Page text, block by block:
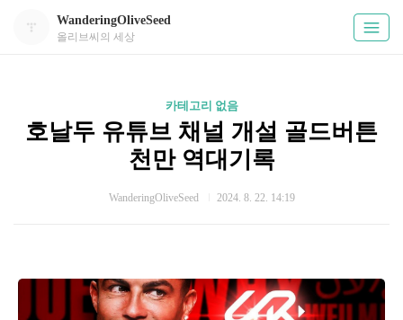
WanderingOliveSeed
올리브씨의 세상
카테고리 없음
호날두 유튜브 채널 개설 골드버튼
천만 역대기록
WanderingOliveSeed 2024. 8. 22. 14:19